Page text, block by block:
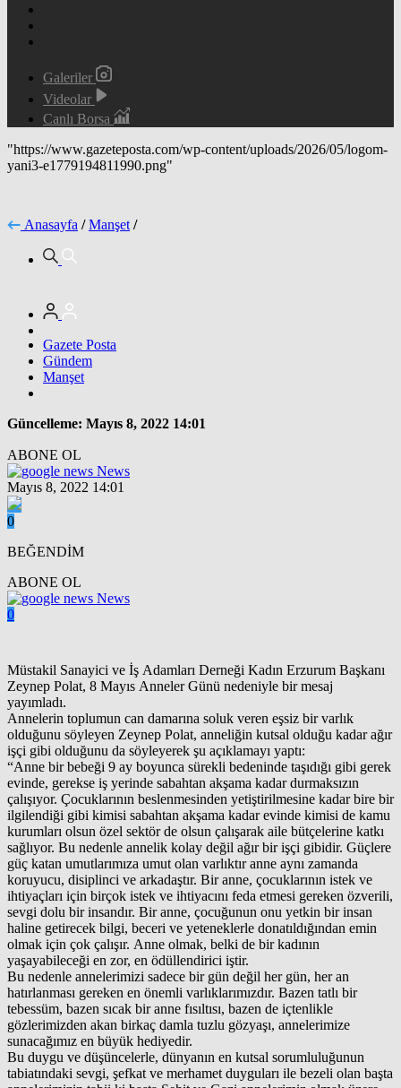
Galeriler
Videolar
Canlı Borsa
"https://www.gazeteposta.com/wp-content/uploads/2026/05/logom-
yani3-e1779194811990.png"
Anasayfa / Manşet /
Gazete Posta
Gündem
Manşet
Güncelleme: Mayıs 8, 2022 14:01
ABONE OL
News
Mayıs 8, 2022 14:01
0
BEĞENDİM
ABONE OL
News
0
Müstakil Sanayici ve İş Adamları Derneği Kadın Erzurum Başkanı
Zeynep Polat, 8 Mayıs Anneler Günü nedeniyle bir mesaj
yayımladı.
Annelerin toplumun can damarına soluk veren eşsiz bir varlık
olduğunu söyleyen Zeynep Polat, anneliğin kutsal olduğu kadar ağır
işçi gibi olduğunu da söyleyerek şu açıklamayı yaptı:
“Anne bir bebeği 9 ay boyunca sürekli bedeninde taşıdığı gibi gerek
evinde, gerekse iş yerinde sabahtan akşama kadar durmaksızın
çalışıyor. Çocuklarının beslenmesinden yetiştirilmesine kadar bire bir
ilgilendiği gibi kimisi sabahtan akşama kadar evinde kimisi de kamu
kurumları olsun özel sektör de olsun çalışarak aile bütçelerine katkı
sağlıyor. Bu nedenle annelik kolay değil ağır bir işçi gibidir. Güçlere
güç katan umutlarımıza umut olan varlıktır anne aynı zamanda
koruyucu, disiplinci ve arkadaştır. Bir anne, çocuklarının istek ve
ihtiyaçları için birçok istek ve ihtiyacını feda etmesi gereken özverili,
sevgi dolu bir insandır. Bir anne, çocuğunun onu yetkin bir insan
haline getirecek bilgi, beceri ve yeteneklerle donatıldığından emin
olmak için çok çalışır. Anne olmak, belki de bir kadının
yaşayabileceği en zor, en ödüllendirici iştir.
Bu nedenle annelerimizi sadece bir gün değil her gün, her an
hatırlanması gereken en önemli varlıklarımızdır. Bazen tatlı bir
tebessüm, bazen sıcak bir anne fısıltısı, bazen de içtenlikle
gözlerimizden akan birkaç damla tuzlu gözyaşı, annelerimize
sunacağımız en büyük hediyedir.
Bu duygu ve düşüncelerle, dünyanın en kutsal sorumluluğunun
tabiatındaki sevgi, şefkat ve merhamet duyguları ile bezeli olan başta